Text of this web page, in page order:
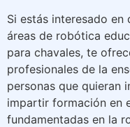
Si estás interesado
áreas de robótica
para chavales, te
profesionales de la
personas que quieran
impartir formación en
fundamentadas en la